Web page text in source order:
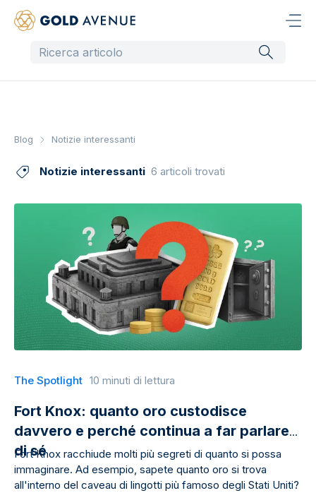
Blog Notizie interessanti
Notizie interessanti 6 articoli trovati
The Spotlight 10 minuti di lettura
Fort Knox: quanto oro custodisce
davvero e perché continua a far parlare
di sé
Fort Knox racchiude molti più segreti di quanto si possa
immaginare. Ad esempio, sapete quanto oro si trova
all'interno del caveau di lingotti più famoso degli Stati Uniti?